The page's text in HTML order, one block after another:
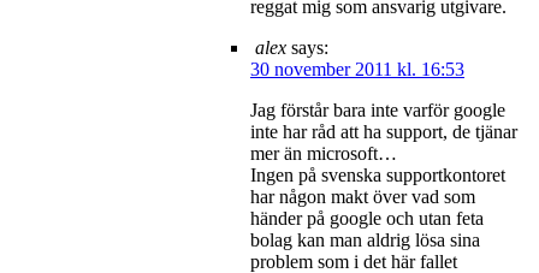
reggat mig som ansvarig utgivare.
alex says:
30 november 2011 kl. 16:53
Jag förstår bara inte varför google
inte har råd att ha support, de tjänar
mer än microsoft…
Ingen på svenska supportkontoret
har någon makt över vad som
händer på google och utan feta
bolag kan man aldrig lösa sina
problem som i det här fallet